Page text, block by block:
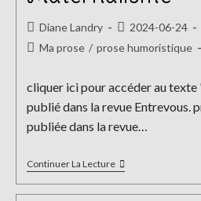
Auteur/autrice
de
Diane Landry
Publication
publiée :
2024-06-24
PostMa prose / prose humoristique
cliquer ici pour accéder au
publié dans la revue Entrevous.
publiée dans la revue…
Continuer La LectureMaternalisme